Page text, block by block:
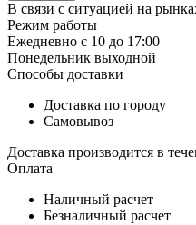
В связи с ситуацией на
Режим работы
Ежедневно с 10 до 17:00
Понедельник выходной
Способы доставки
Доставка по городу
Самовывоз
Доставка производится в
Оплата
Наличный расчет
Безналичный расчет